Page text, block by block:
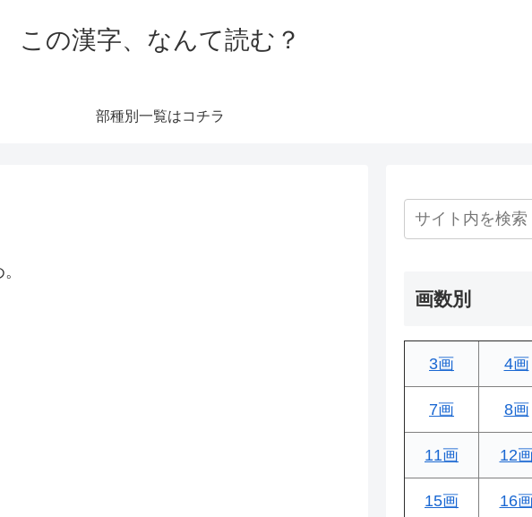
この漢字、なんて読む？
部種別一覧はコチラ
画数別
3画 4画
7画 8画
11画 12画
15画 16画